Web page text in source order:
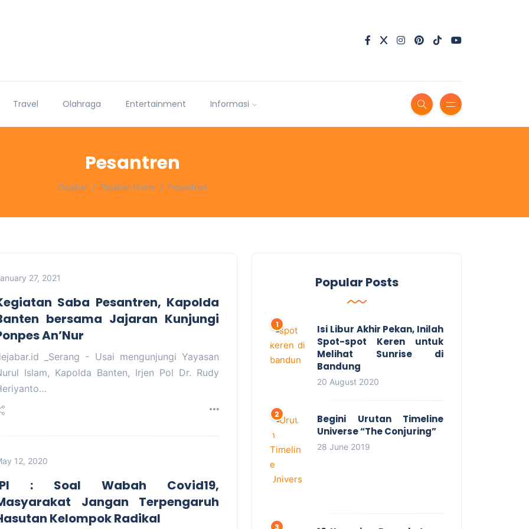
Travel Olahraga Entertainment Informasi
Pesantren
Dejabar Dejabar Home Pesantren
27, 2021
Saba Pesantren, Kapolda
bersama Jajaran Kunjungi
An’Nur
_Serang - Usai mengunjungi Yayasan
Islam, Kapolda Banten, Irjen Pol Dr. Rudy
12, 2020
: Soal Wabah Covid19,
Jangan Terpengaruh
Kelompok Radikal
Popular Posts
Isi Libur Akhir Pekan, Inilah
Spot-spot Keren untuk
Melihat Sunrise di
Bandung
20 August 2020
Begini Urutan Timeline
Universe “The Conjuring”
28 June 2019